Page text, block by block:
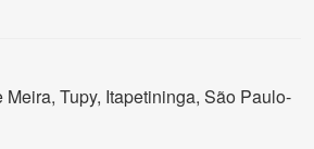
Tupy, Itapetininga, São Paulo-